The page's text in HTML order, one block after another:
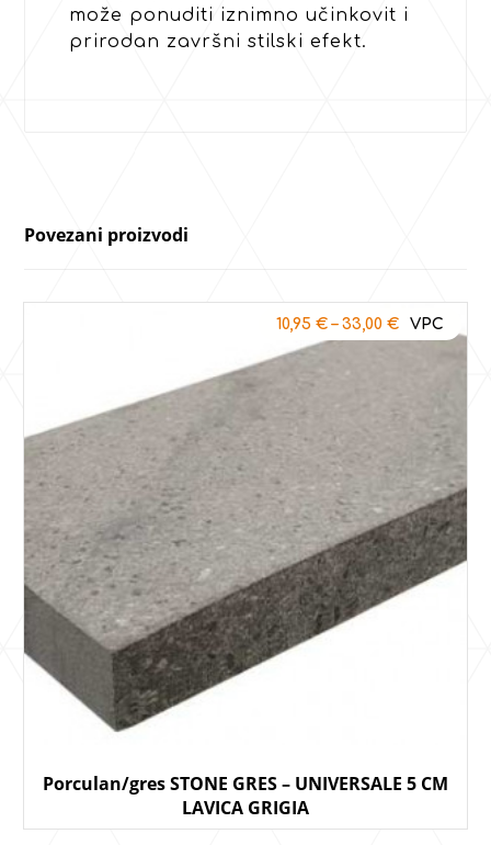
može ponuditi iznimno učinkovit i
prirodan završni stilski efekt.
Povezani proizvodi
Porculan/gres STONE GRES – UNIVERSALE 5 CM
LAVICA GRIGIA
10,95 €– 33,00 €